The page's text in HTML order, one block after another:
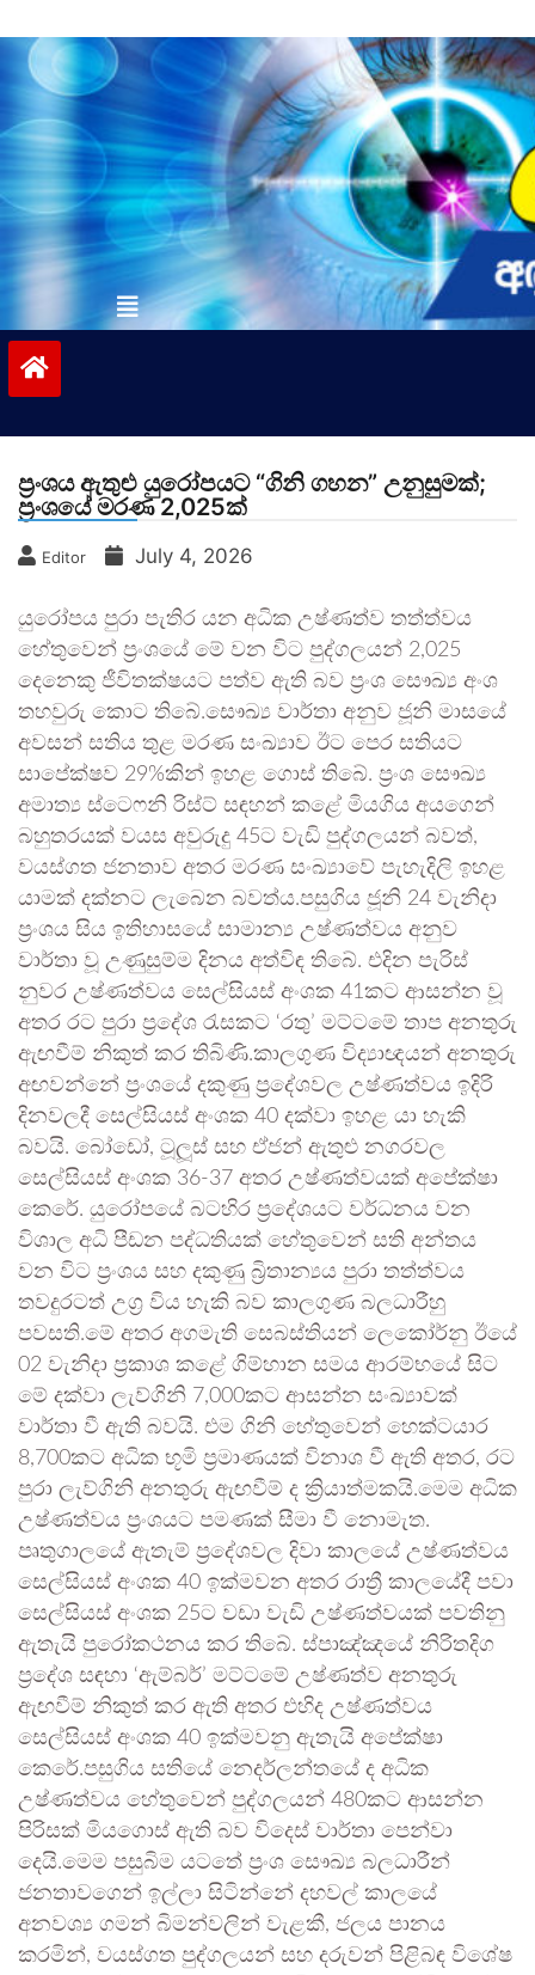
to
contentvinivida.lk
ප්‍රංශය ඇතුළු යුරෝපයට “ගිනි ගහන” උනුසුමක්;
ප්‍රංශයේ මරණ 2,025ක්
Editor July 4, 2026
යුරෝපය පුරා පැතිර යන අධික උෂ්ණත්ව තත්ත්වය
හේතුවෙන් ප්‍රංශයේ මේ වන විට පුද්ගලයන් 2,025
දෙනෙකු ජීවිතක්ෂයට පත්ව ඇති බව ප්‍රංශ සෞඛ්‍ය අංශ
තහවුරු කොට තිබේ.සෞඛ්‍ය වාර්තා අනුව ජූනි මාසයේ
අවසන් සතිය තුළ මරණ සංඛ්‍යාව ඊට පෙර සතියට
සාපේක්ෂව 29%කින් ඉහළ ගොස් තිබේ. ප්‍රංශ සෞඛ්‍ය
අමාත්‍ය ස්ටෙෆනි රිස්ට් සඳහන් කළේ මියගිය අයගෙන්
බහුතරයක් වයස අවුරුදු 45ට වැඩි පුද්ගලයන් බවත්,
වයස්ගත ජනතාව අතර මරණ සංඛ්‍යාවේ පැහැදිලි ඉහළ
යාමක් දක්නට ලැබෙන බවත්ය.පසුගිය ජූනි 24 වැනිදා
ප්‍රංශය සිය ඉතිහාසයේ සාමාන්‍ය උෂ්ණත්වය අනුව
වාර්තා වූ උණුසුම්ම දිනය අත්විඳ තිබේ. එදින පැරිස්
නුවර උෂ්ණත්වය සෙල්සියස් අංශක 41කට ආසන්න වූ
අතර රට පුරා ප්‍රදේශ රැසකට ‘රතු’ මට්ටමේ තාප අනතුරු
ඇඟවීම් නිකුත් කර තිබිණි.කාලගුණ විද්‍යාඥයන් අනතුරු
අඟවන්නේ ප්‍රංශයේ දකුණු ප්‍රදේශවල උෂ්ණත්වය ඉදිරි
දිනවලදී සෙල්සියස් අංශක 40 දක්වා ඉහළ යා හැකි
බවයි. බෝඩෝ, ටූලූස් සහ ඒජන් ඇතුළු නගරවල
සෙල්සියස් අංශක 36-37 අතර උෂ්ණත්වයක් අපේක්ෂා
කෙරේ. යුරෝපයේ බටහිර ප්‍රදේශයට වර්ධනය වන
විශාල අධි පීඩන පද්ධතියක් හේතුවෙන් සති අන්තය
වන විට ප්‍රංශය සහ දකුණු බ්‍රිතාන්‍යය පුරා තත්ත්වය
තවදුරටත් උග්‍ර විය හැකි බව කාලගුණ බලධාරීහු
පවසති.මේ අතර අගමැති සෙබස්තියන් ලෙකෝර්නු ඊයේ
02 වැනිදා ප්‍රකාශ කළේ ගිම්හාන සමය ආරම්භයේ සිට
මේ දක්වා ලැව්ගිනි 7,000කට ආසන්න සංඛ්‍යාවක්
වාර්තා වී ඇති බවයි. එම ගිනි හේතුවෙන් හෙක්ටයාර
8,700කට අධික භූමි ප්‍රමාණයක් විනාශ වී ඇති අතර, රට
පුරා ලැව්ගිනි අනතුරු ඇඟවීම් ද ක්‍රියාත්මකයි.මෙම අධික
උෂ්ණත්වය ප්‍රංශයට පමණක් සීමා වී නොමැත.
පෘතුගාලයේ ඇතැම් ප්‍රදේශවල දිවා කාලයේ උෂ්ණත්වය
සෙල්සියස් අංශක 40 ඉක්මවන අතර රාත්‍රී කාලයේදී පවා
සෙල්සියස් අංශක 25ට වඩා වැඩි උෂ්ණත්වයක් පවතිනු
ඇතැයි පුරෝකථනය කර තිබේ. ස්පාඤ්ඤයේ නිරිතදිග
ප්‍රදේශ සඳහා ‘ඇම්බර්’ මට්ටමේ උෂ්ණත්ව අනතුරු
ඇඟවීම් නිකුත් කර ඇති අතර එහිද උෂ්ණත්වය
සෙල්සියස් අංශක 40 ඉක්මවනු ඇතැයි අපේක්ෂා
කෙරේ.පසුගිය සතියේ නෙදර්ලන්තයේ ද අධික
උෂ්ණත්වය හේතුවෙන් පුද්ගලයන් 480කට ආසන්න
පිරිසක් මියගොස් ඇති බව විදෙස් වාර්තා පෙන්වා
දෙයි.මෙම පසුබිම යටතේ ප්‍රංශ සෞඛ්‍ය බලධාරීන්
ජනතාවගෙන් ඉල්ලා සිටින්නේ දහවල් කාලයේ
අනවශ්‍ය ගමන් බිමන්වලින් වැළකී, ජලය පානය
කරමින්, වයස්ගත පුද්ගලයන් සහ දරුවන් පිළිබඳ විශේෂ